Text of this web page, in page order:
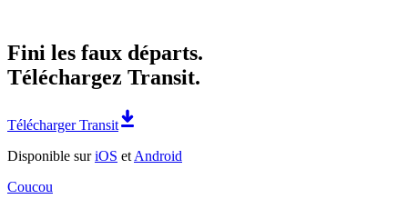
Fini les faux départs.
Téléchargez Transit.
Télécharger Transit
Disponible suriOS et Android
Coucou